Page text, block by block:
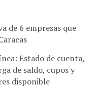
de 6 empresas que
Estado de cuenta,
de saldo, cupos y
disponible